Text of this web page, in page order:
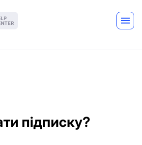
підписку?